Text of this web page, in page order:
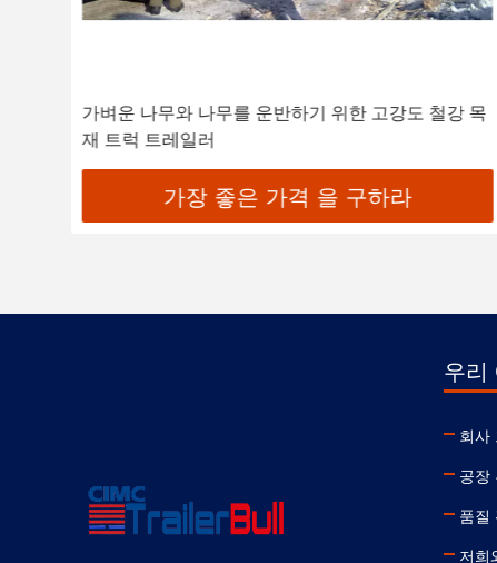
가벼운 나무와 나무를 운반하기 위한 고강도 철강 목
재 트럭 트레일러
가장 좋은 가격 을 구하라
우리
회사
공장
품질
저희